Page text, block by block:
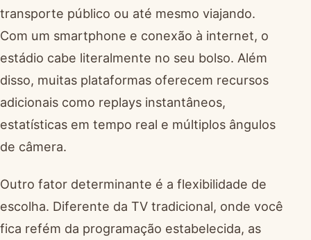
transporte público ou até mesmo viajando.
Com um smartphone e conexão à internet, o
estádio cabe literalmente no seu bolso. Além
disso, muitas plataformas oferecem recursos
adicionais como replays instantâneos,
estatísticas em tempo real e múltiplos ângulos
de câmera.
Outro fator determinante é a flexibilidade de
escolha. Diferente da TV tradicional, onde você
fica refém da programação estabelecida, as